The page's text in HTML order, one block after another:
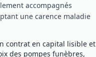
accompagnés
une carence maladie
contrat en capital lisible et
des pompes funèbres,